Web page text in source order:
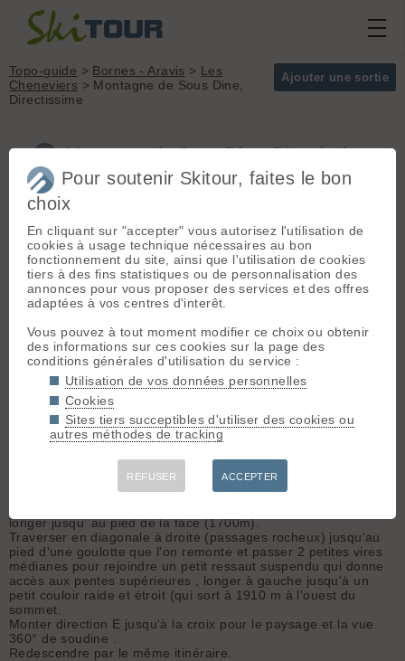
Ajouter une sortie
Topo-guide > Bornes - Aravis > Les
Cheneviers > Montagne de Sous Dine,
Directissime
Montagne de Sous Dine, Directissime
(Bornes - Aravis)
Massif :Bornes -
Aravis
Sommet :Montagne
de Sous Dine (2004
Dénivelé : 900 m.
Difficulté de
montée :
Difficulté ski :
Pente :45°
goulotte50° entrée
"Directissime" en face nord
de soudine : dry ,goulotte , vire
suspendue et petit couloir raide
et étroit .
ouvert par Francis maxit (max) et
Frédéric giorgione le 06/02/2019
Départ :Les Cheneviers(1090
m) - Depuis La Roche-sur-Foron,
prendre la direction Thorens-
Glières, puis Mont-piton, et suivre la
direction Les Cheneviers (parking
en bout de route)
Prendre à gauche le
chemin qui rentre dans la forêt puis
à droite (portail) en direction W du pied de la virgule.
longer jusqu' au pied de la face (1700m).
Traverser en diagonale à droite (passages rocheux) jusqu'au
pied d'une goulotte que l'on remonte et passer 2 petites vires
médianes pour rejoindre un petit ressaut suspendu qui donne
accès aux pentes supérieures , longer à gauche jusqu'à un
petit couloir raide et étroit (qui sort à 1910 m à l'ouest du
sommet.
Monter direction E jusqu'à la croix pour le paysage et la vue
360° de soudine .
Redescendre par le même itinéraire.
Pour soutenir Skitour, faites le bon
choix
En cliquant sur "accepter" vous autorisez l'utilisation de
cookies à usage technique nécessaires au bon
fonctionnement du site, ainsi que l'utilisation de cookies
tiers à des fins statistiques ou de personnalisation des
annonces pour vous proposer des services et des offres
adaptées à vos centres d'interêt.
Vous pouvez à tout moment modifier ce choix ou obtenir
des informations sur ces cookies sur la page des
conditions générales d'utilisation du service :
Utilisation de vos données personnelles
Cookies
Sites tiers succeptibles d'utiliser des cookies ou
autres méthodes de tracking
REFUSER ACCEPTER